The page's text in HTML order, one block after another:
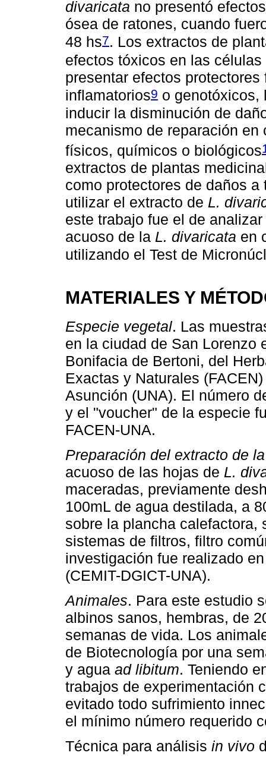
divaricata no presentó
ósea de ratones, cuando
48 hs7. Los extractos de
efectos tóxicos en las
presentar efectos
inflamatorios9 o genotóxicos,
inducir la disminución de
mecanismo de reparación
físicos, químicos o biológicos
extractos de plantas
como protectores de daños
utilizar el extracto de L.
este trabajo fue el de
acuoso de la L. divaricata en
utilizando el Test de
MATERIALES Y
Especie vegetal. Las
en la ciudad de San Lorenzo
Bonifacia de Bertoni, del
Exactas y Naturales
Asunción (UNA). El número
y el "voucher" de la especie
FACEN-UNA.
Preparación del extracto de
acuoso de las hojas de L.
maceradas, previamente
100mL de agua destilada, a
sobre la plancha calefactora,
sistemas de filtros, filtro
investigación fue realizado
(CEMIT-DGICT-UNA).
Animales. Para este estudio
albinos sanos, hembras, de
semanas de vida. Los
de Biotecnología por una
y agua ad libitum. Teniendo
trabajos de experimentación
evitado todo sufrimiento
el mínimo número requerido
Técnica para análisis in vivo